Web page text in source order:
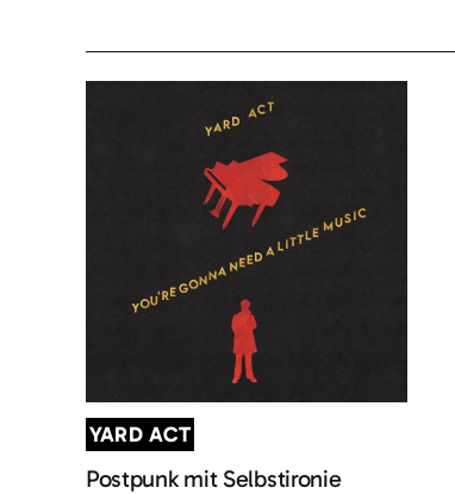
YARD ACT
Postpunk mit Selbstironie